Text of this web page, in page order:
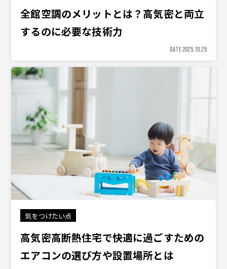
全館空調のメリットとは？高気密と両立
するのに必要な技術力
DATE 2025.10.25
気をつけたい点
高気密高断熱住宅で快適に過ごすための
エアコンの選び方や設置場所とは